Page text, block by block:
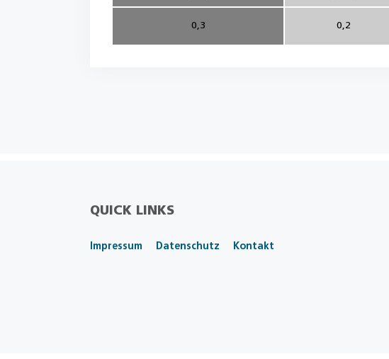
0,3 0,2
QUICK LINKS
Impressum Datenschutz Kontakt